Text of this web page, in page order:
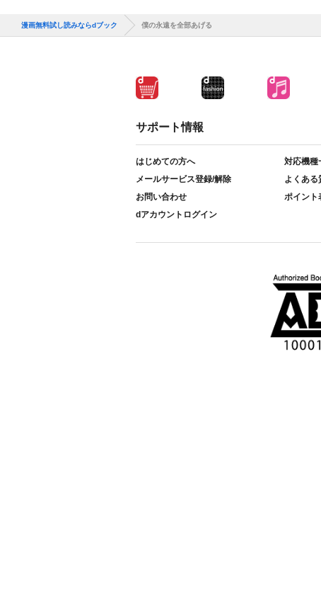
漫画無料試し読みならdブック 僕の永遠を全部あげる
サポート情報
はじめての方へ
対応機種
メールサービス登録/解除
よくある
お問い合わせ
ポイント
dアカウントログイン